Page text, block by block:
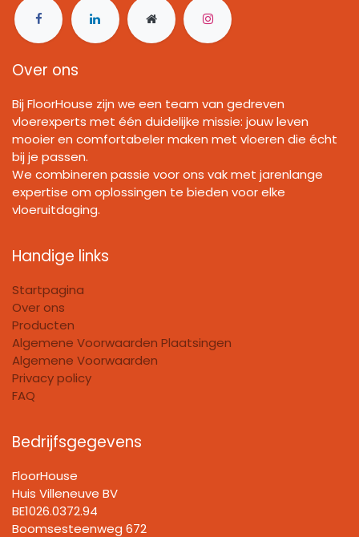
Over ons
Bij FloorHouse zijn we een team van gedreven
vloerexperts met één duidelijke missie: jouw leven
mooier en comfortabeler maken met vloeren die écht
bij je passen.
We combineren passie voor ons vak met jarenlange
expertise om oplossingen te bieden voor elke
vloeruitdaging.
Handige links
Startpagina
Over ons
Producten
Algemene Voorwaarden Plaatsingen
Algemene Voorwaarden
Privacy policy
FAQ
Bedrijfsgegevens
FloorHouse
Huis Villeneuve BV​
BE1026.0372.94
Boomsesteenweg 672